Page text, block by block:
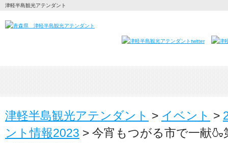
津軽半島観光アテンダント
津軽半島観光アテンダント > イベント >
ント情報2023 > 今宵もつがる市で一献🍶